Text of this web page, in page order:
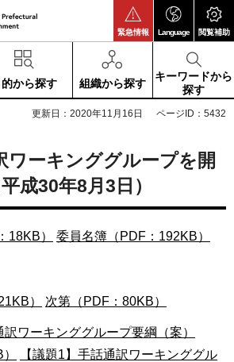
緊急情報 Language 閲覧補助
的から探す 組織から探す
キーワードから
探す
更新日：2020年11月16日 ページID：5432
ワーキンググループを開
成30年8月3日）
18KB） 委員名簿（PDF：192KB）
） 次第（PDF：80KB）
訳ワーキンググループ要綱（案）
【議題1】手話通訳ワーキンググル